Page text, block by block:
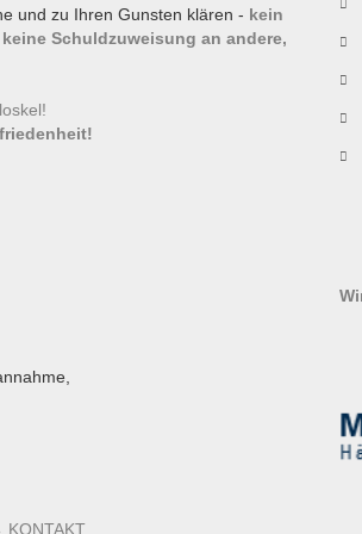
und zu Ihren Gunsten klären - kein
Schuldzuweisung an andere,
KONTAKT